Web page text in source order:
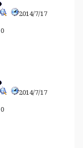
2014/7/17
0
2014/7/17
0